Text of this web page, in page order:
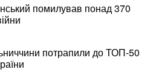
помилував понад 370
потрапили до ТОП-50